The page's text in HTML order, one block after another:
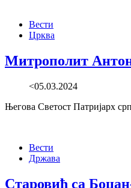
Вести
Црква
Митрополит
<05.03.2024
Његова Светост Патријарх
Вести
Држава
Старовић са